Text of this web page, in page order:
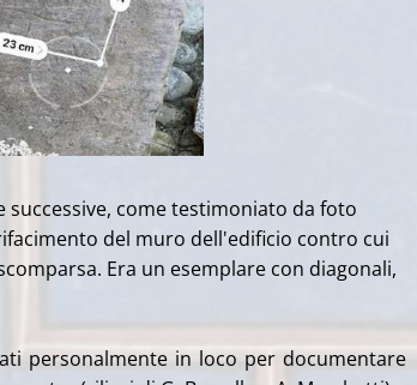
come testimoniato da foto
del muro dell'edificio contro cui
Era un esemplare con diagonali,
personalmente in loco per documentare